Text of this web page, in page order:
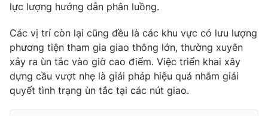
Tư vấn
Emagazine Podcast
Photo Infographic
lực lượng hướng dẫn phân luồng.
Các vị trí còn lại cũng đều là các khu vực có lưu lượng
phương tiện tham gia giao thông lớn, thường xuyên
xảy ra ùn tắc vào giờ cao điểm. Việc triển khai xây
dựng cầu vượt nhẹ là giải pháp hiệu quả nhằm giải
quyết tình trạng ùn tắc tại các nút giao.